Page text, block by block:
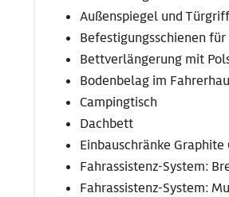
Außenspiegel und
Befestigungsschienen
Bettverlängerung mit
Bodenbelag im
Campingtisch
Dachbett
Einbauschränke Graphite
Fahrassistenz-System:
Fahrassistenz-System: